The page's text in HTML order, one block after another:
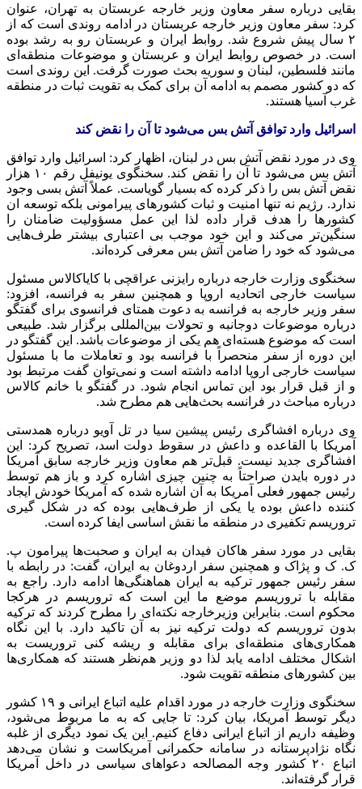
بقایی درباره سفر معاون وزیر خارجه عربستان به تهران، عنوان
کرد: سفر معاون وزیر خارجه عربستان در ادامه روندی است که از
۲ سال پیش شروع شد. روابط ایران و عربستان رو به رشد بوده
است. در خصوص روابط ایران و عربستان و موضوعات منطقه‌ای
مانند فلسطین، لبنان و سوریه بحث صورت گرفت. این روندی است
که دو کشور مصمم به ادامه آن برای کمک به تقویت ثبات در منطقه
غرب آسیا هستند.
اسرائیل وارد توافق آتش بس می‌شود تا آن را نقض کند
وی در مورد نقض آتش بس در لبنان، اظهار کرد: اسرائیل وارد توافق
آتش بس می‌شود تا آن را نقض کند. سخنگوی یونیفل
رقم ۱۰ هزار
نقض آتش بس را ذکر کرده که بسیار گویاست. عملاً آتش بسی وجود
ندارد. رژیم نه تنها امنیت و ثبات کشورهای پیرامونی بلکه توسعه
ان
کشورها را هدف قرار داده لذا این عمل مسؤولیت ضامنان را
سنگین‌تر می‌کند و این خود موجب بی اعتباری بیشتر طرف‌هایی
می‌شود که خود را ضامن آتش بس معرفی کرده‌اند.
سخنگوی وزارت خارجه درباره رایزنی عراقچی با کایاکالاس مسئول
سیاست خارجی اتحادیه اروپا و همچنین سفر به فرانسه، افزود:
سفر وزیر خارجه به فرانسه به دعوت همتای فرانسوی برای گفتگو
درباره موضوعات دوجانبه و تحولات بین‌المللی برگزار شد. طبیعی
است که موضوع هسته‌ای هم یکی از موضوعات باشد. این گفتگو در
این دوره از سفر منحصراً با فرانسه بود و تعاملات ما با مسئول
سیاست خارجی اروپا ادامه داشته است و نمی‌توان گفت مرتبط بود
و از قبل قرار بود این تماس انجام شود. در گفتگو با خانم کالاس
درباره مباحث در فرانسه بحث‌هایی هم مطرح شد.
وی درباره افشاگری رئیس پیشین سیا درتل آویو درباره همدستی
آمریکا با القاعده و داعش در سقوط دولت اسد، تصریح کرد: این
افشاگری جدید نیست. قبل‌تر هم معاون وزیر خارجه سابق آمریکا
در دوره بایدن صراحتاً به چنین چیزی اشاره کرد و باز هم توسط
رئیس جمهور فعلی آمریکا به آن اشاره شده که آمریکا خودش ایجاد
کننده داعش بوده یا یکی از طرف‌هایی بوده که در شکل گیری
تروریسم تکفیری در منطقه ما نقش اساسی ایفا کرده است.
بقایی در مورد سفرهاکان فیدان به ایران و صحبت‌ها پیرامون پ.
ک. ک و پژاک و همچنین سفر اردوغان به ایران، گفت: در رابطه با
سفر رئیس جمهور ترکیه به ایران هماهنگی‌ها ادامه دارد. راجع به
مقابله با تروریسم موضع ما این است که تروریسم در هرکجا
محکوم است. بنابراین وزیرخارجه نکته‌ای را مطرح کردند که ترکیه
بدون تروریسم که دولت ترکیه نیز به آن تاکید دارد. با این نگاه
همکاری‌های منطقه‌ای برای مقابله و ریشه کنی تروریست به
اشکال مختلف ادامه یابد لذا دو وزیر هم‌نظر هستند که همکاری‌ها
بین کشورهای منطقه تقویت شود.
سخنگوی وزارت خارجه در مورد اقدام علیه اتباع ایرانی و ۱۹ کشور
دیگر توسط آمریکا، بیان کرد: تا جایی که به ما مربوط می‌شود،
وظیفه داریم از اتباع ایرانی دفاع کنیم. این یک نمود دیگری از غلبه
نگاه نژادپرستانه در سامانه حکمرانی آمریکاست و نشان می‌دهد
اتباع ۲۰ کشور وجه
المصالحه دعواهای سیاسی در داخل آمریکا
قرار گرفته‌اند.